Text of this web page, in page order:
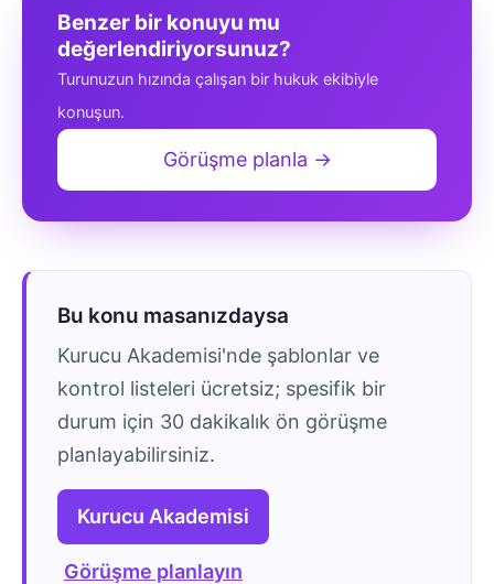
Benzer bir konuyu mu
değerlendiriyorsunuz?
Turunuzun hızında çalışan bir hukuk ekibiyle
konuşun.
Görüşme planla →
Bu konu masanızdaysa
Kurucu Akademisi'nde şablonlar ve
kontrol listeleri ücretsiz; spesifik bir
durum için 30 dakikalık ön görüşme
planlayabilirsiniz.
Kurucu Akademisi
Görüşme planlayın